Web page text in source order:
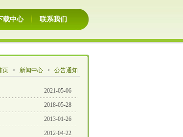
载中心 联系我们
页 > 新闻中心 > 公告通知
2021-05-06
2018-05-28
2013-01-26
2012-04-22